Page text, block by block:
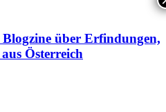
über Erfindungen,
Österreich